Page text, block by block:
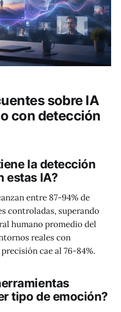
sobre IA
con detección
la detección
estas IA?
entre 87-94% de
controladas, superando
humano promedio del
reales con
cae al 76-84%.
tipo de emoción?